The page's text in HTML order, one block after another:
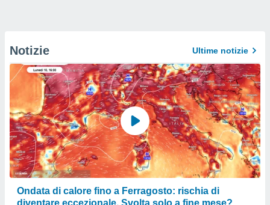
Notizie Ultime notizie
Ondata di calore fino a Ferragosto: rischia di
diventare eccezionale. Svolta solo a fine mese?